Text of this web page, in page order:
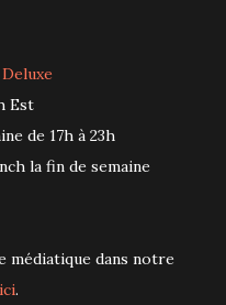
Deluxe
Est
de 17h à 23h
la fin de semaine
ici.